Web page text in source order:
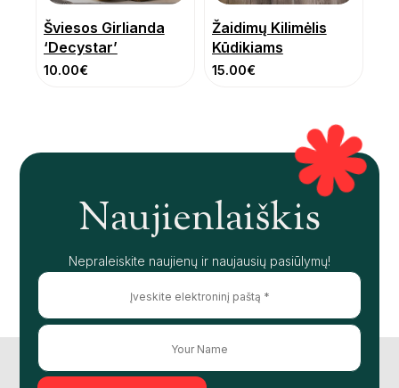
Šviesos Girlianda
‘Decystar’
10.00€
Žaidimų Kilimėlis
Kūdikiams
15.00€
Naujienlaiškis
Nepraleiskite naujienų ir naujausių pasiūlymų!